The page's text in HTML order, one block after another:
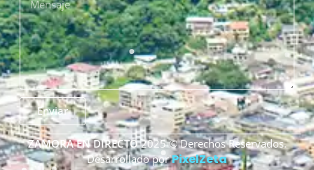
Enviar
ZAMORA EN DIRECTO2025 © Derechos Reservados.
Desarrollado porPixelZeta